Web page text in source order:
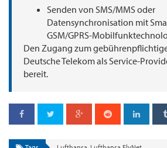
Senden von SMS/MMS oder
Datensynchronisation mit
GSM/GPRS-
Den Zugang zum
Deutsche Telekom als Service-
bereit.